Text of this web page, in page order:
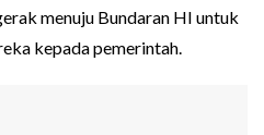
menuju Bundaran HI untuk
kepada pemerintah.